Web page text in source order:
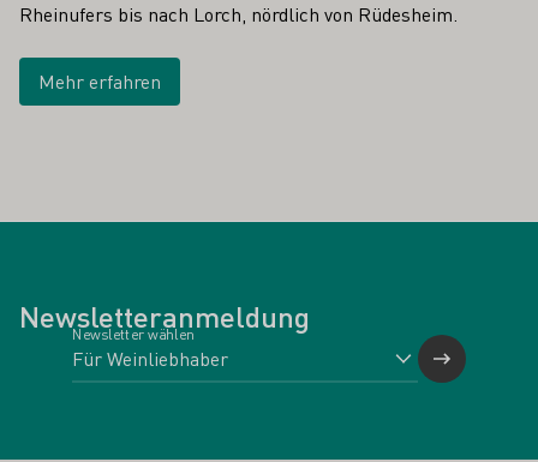
Rheinufers bis nach Lorch, nördlich von Rüdesheim.
Mehr erfahren
Newsletteranmeldung
Newsletter wählen